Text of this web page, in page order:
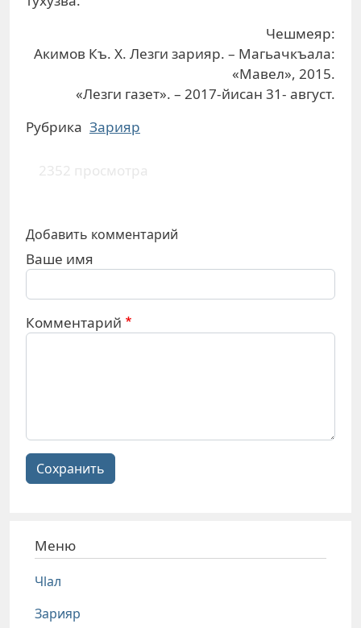
Чешмеяр:
Акимов Къ. Х. Лезги зарияр. – Магьачкъала:
«Мавел», 2015.
«Лезги газет». – 2017-йисан 31- август.
Рубрика Зарияр
2352 просмотра
Добавить комментарий
Ваше имя
Комментарий
Сохранить
Меню
Чlал
Зарияр